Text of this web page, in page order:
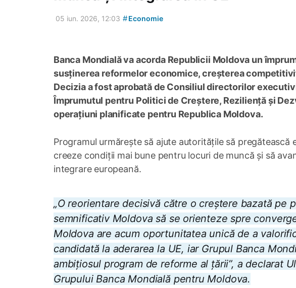
05 iun. 2026, 12:03 #Economie
Banca Mondială va acorda Republicii Moldova un
susținerea reformelor economice, creșterea
Decizia a fost aprobată de Consiliul directorilor
Împrumutul pentru Politici de Creștere, Reziliență și
operațiuni planificate pentru Republica Moldova.
Programul urmărește să ajute autoritățile să pregătească
creeze condiții mai bune pentru locuri de muncă și să
integrare europeană.
„O reorientare decisivă către o creștere bazată pe
semnificativ Moldova să se orienteze spre
Moldova are acum oportunitatea unică de a
candidată la aderarea la UE, iar Grupul Banca
ambițiosul program de reforme al țării”, a declarat
Grupului Banca Mondială pentru Moldova.